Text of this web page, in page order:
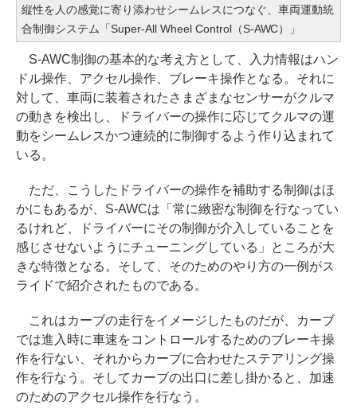
縦性を人の感覚に寄り添わせシームレスにつなぐ、車両運動統
合制御システム「Super-All Wheel Control（S-AWC）」
S-AWC制御の基本的な考え方として、入力情報はハン
ドル操作、アクセル操作、ブレーキ操作となる。それに
対して、車両に装着されたさまざまなセンサーがクルマ
の動きを検出し、ドライバーの操作に応じてクルマの運
動をシームレスかつ連続的に制御するよう作り込まれて
いる。
ただ、こうしたドライバーの操作を補助する制御はほ
かにもあるが、S-AWCは「常に緻密な制御を行なってい
るけれど、ドライバーにその制御が介入していることを
感じさせないようにチューニングしている」ところが大
きな特徴となる。そして、そのためのやり方の一例がス
ライドで紹介されたものである。
これはカーブの走行をイメージしたものだが、カーブ
では進入時に車速をコントロールするためのブレーキ操
作を行ない、それからカーブに合わせたステアリング操
作を行なう。そしてカーブの出口に差し掛かると、加速
のためのアクセル操作を行なう。